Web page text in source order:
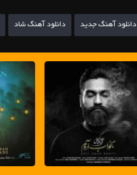
دانلود آهنگ جدید دانلود آهنگ شاد